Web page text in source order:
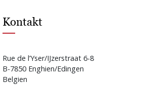
Kontakt
Rue de l’Yser/IJzerstraat 6-8
B-7850 Enghien/Edingen
Belgien